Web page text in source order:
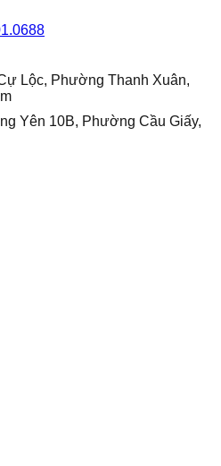
Lộc, Phường Thanh Xuân,
Yên 10B, Phường Cầu Giấy,